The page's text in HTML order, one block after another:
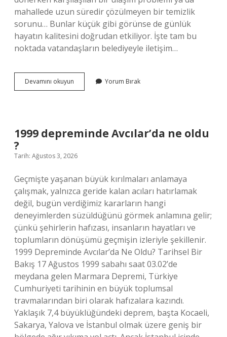
mahallede uzun süredir çözülmeyen bir temizlik
sorunu… Bunlar küçük gibi görünse de günlük
hayatın kalitesini doğrudan etkiliyor. İşte tam bu
noktada vatandaşların belediyeyle iletişim…
Devamını okuyun
Beyaz
?
Yorum Bırak
1999 depreminde Avcılar’da ne oldu
?
Tarih: Ağustos 3, 2026
Geçmişte yaşanan büyük kırılmaları anlamaya
çalışmak, yalnızca geride kalan acıları hatırlamak
değil, bugün verdiğimiz kararların hangi
deneyimlerden süzüldüğünü görmek anlamına gelir;
çünkü şehirlerin hafızası, insanların hayatları ve
toplumların dönüşümü geçmişin izleriyle şekillenir.
1999 Depreminde Avcılar’da Ne Oldu? Tarihsel Bir
Bakış 17 Ağustos 1999 sabahı saat 03.02’de
meydana gelen Marmara Depremi, Türkiye
Cumhuriyeti tarihinin en büyük toplumsal
travmalarından biri olarak hafızalara kazındı.
Yaklaşık 7,4 büyüklüğündeki deprem, başta Kocaeli,
Sakarya, Yalova ve İstanbul olmak üzere geniş bir